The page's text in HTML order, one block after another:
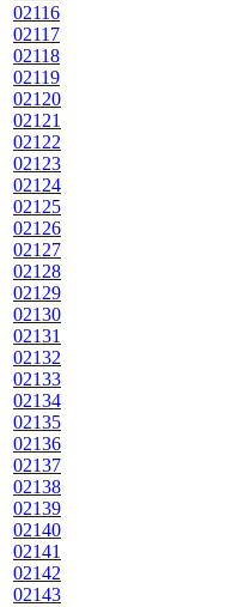
02116
02117
02118
02119
02120
02121
02122
02123
02124
02125
02126
02127
02128
02129
02130
02131
02132
02133
02134
02135
02136
02137
02138
02139
02140
02141
02142
02143